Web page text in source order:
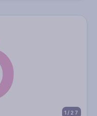
1/27